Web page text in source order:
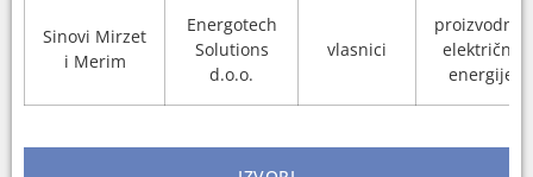
Sinovi Mirzet
i Merim
Energotech
Solutions
d.o.o.
vlasnici
proizvodnja
električne
energije